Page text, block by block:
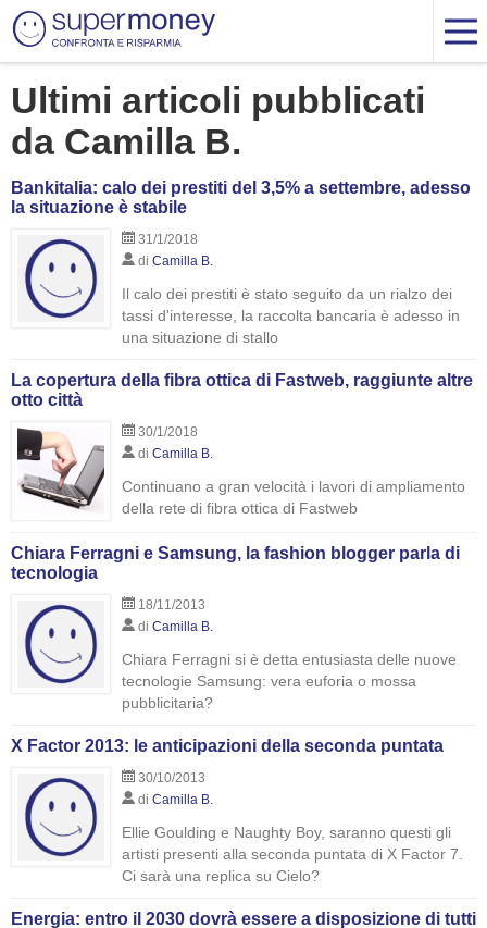
Ultimi articoli pubblicati
da Camilla B.
Bankitalia: calo dei prestiti del 3,5% a settembre, adesso
la situazione è stabile
31/1/2018
di Camilla B.
Il calo dei prestiti è stato seguito da un rialzo dei
tassi d'interesse, la raccolta bancaria è adesso in
una situazione di stallo
La copertura della fibra ottica di Fastweb, raggiunte altre
otto città
30/1/2018
di Camilla B.
Continuano a gran velocità i lavori di ampliamento
della rete di fibra ottica di Fastweb
Chiara Ferragni e Samsung, la fashion blogger parla di
tecnologia
18/11/2013
di Camilla B.
Chiara Ferragni si è detta entusiasta delle nuove
tecnologie Samsung: vera euforia o mossa
pubblicitaria?
X Factor 2013: le anticipazioni della seconda puntata
30/10/2013
di Camilla B.
Ellie Goulding e Naughty Boy, saranno questi gli
artisti presenti alla seconda puntata di X Factor 7.
Ci sarà una replica su Cielo?
Energia: entro il 2030 dovrà essere a disposizione di tutti